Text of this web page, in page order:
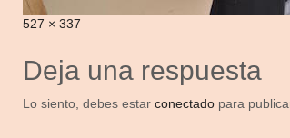
Full
527 × 337
Deja una respuesta
Lo siento, debes estar conectado para